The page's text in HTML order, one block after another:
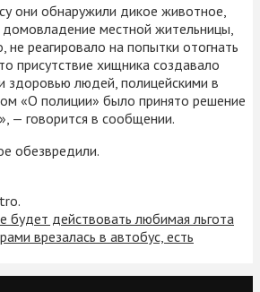
они обнаружили дикое животное,
местной жительницы,
не реагировало на попытки отогнать
присутствие хищника создавало
здоровью людей, полицейскими в
«О полиции» было принято решение
— говорится в сообщении.
обезвредили.
будет действовать любимая льгота
врезалась в автобус, есть